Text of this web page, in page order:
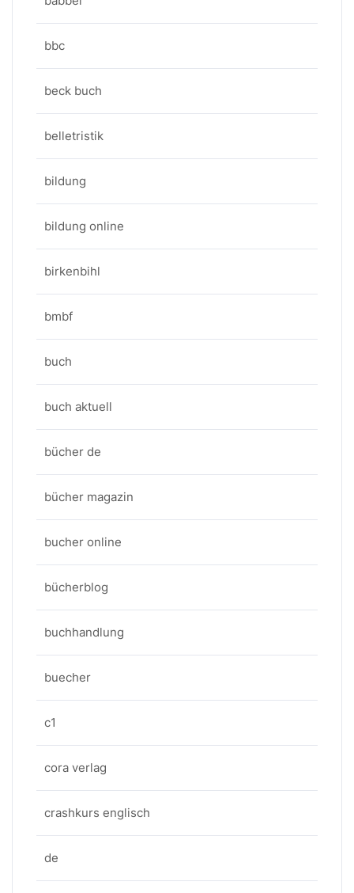
bbc
beck buch
belletristik
bildung
bildung online
birkenbihl
bmbf
buch
buch aktuell
bücher de
bücher magazin
bucher online
bücherblog
buchhandlung
buecher
c1
cora verlag
crashkurs englisch
de